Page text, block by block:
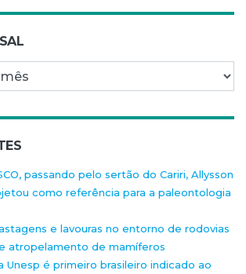
passando pelo sertão do Cariri, Allysson
como referência para a paleontologia
e lavouras no entorno de rodovias
atropelamento de mamíferos
Unesp é primeiro brasileiro indicado ao